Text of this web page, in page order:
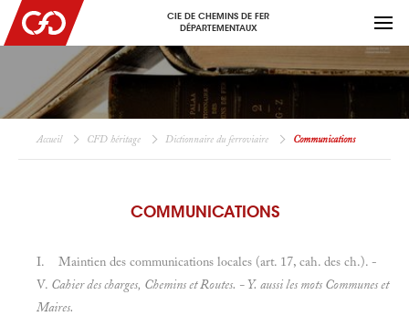
CIE DE CHEMINS DE FER
DÉPARTEMENTAUX
Accueil CFD héritage Dictionnaire du ferroviaire Communications
COMMUNICATIONS
I. Maintien des communications locales (art. 17, cah. des ch.). -
V. Cahier des charges, Chemins etRoutes. - Y. aussi les mots Communes et
Maires.